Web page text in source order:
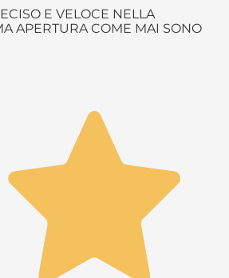
E VELOCE NELLA
APERTURA COME MAI SONO